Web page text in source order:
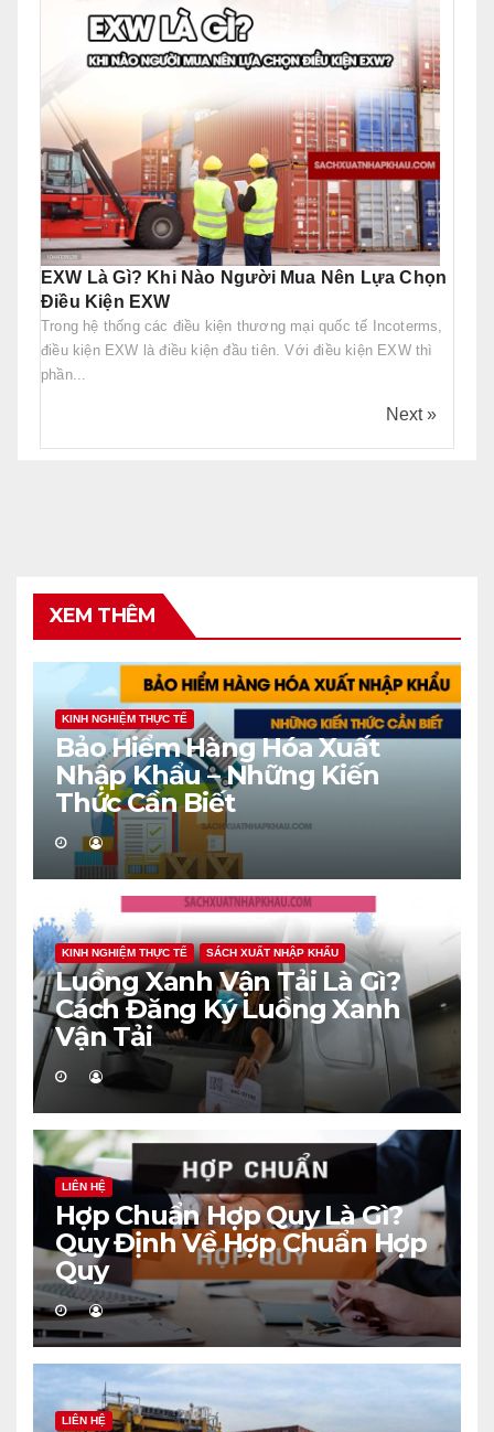
EXW Là Gì? Khi Nào Người Mua Nên Lựa Chọn
Điều Kiện EXW
Trong hệ thống các điều kiện thương mại quốc tế Incoterms,
điều kiện EXW là điều kiện đầu tiên. Với điều kiện EXW thì
phần...
Next »
XEM THÊM
KINH NGHIỆM THỰC TẾ
Bảo Hiểm Hàng Hóa Xuất
Nhập Khẩu – Những Kiến
Thức Cần Biết
KINH NGHIỆM THỰC TẾ SÁCH XUẤT NHẬP KHẨU
Luồng Xanh Vận Tải Là Gì?
Cách Đăng Ký Luồng Xanh
Vận Tải
LIÊN HỆ
Hợp Chuẩn Hợp Quy Là Gì?
Quy Định Về Hợp Chuẩn Hợp
Quy
LIÊN HỆ